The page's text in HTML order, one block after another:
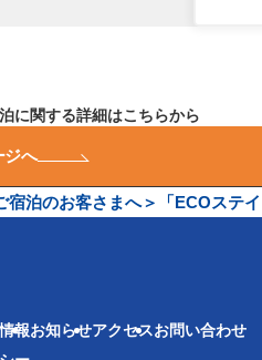
に関する詳細はこちらから
ジへ
宿泊のお客さまへ＞「ECOステ
報お知らせアクセスお問い合わせ